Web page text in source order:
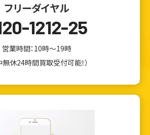
フリーダイヤル
1212-25
営業時間：10時～19時
無休24時間買取受付可能！）